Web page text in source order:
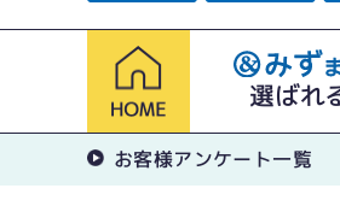
選ばれ
お客様アンケート一覧